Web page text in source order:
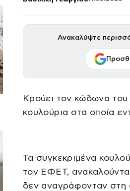
Ανακαλύψτε
Κρούει τον κώδωνα
κουλούρια στα οποία
Τα συγκεκριμένα
τον ΕΦΕΤ,
δεν αναγράφονταν στη